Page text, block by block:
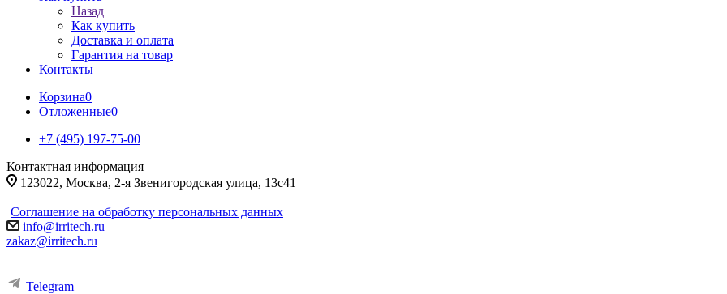
Назад
Как купить
Доставка и оплата
Гарантия на товар
Контакты
Корзина0
Отложенные0
+7 (495) 197-75-00
Контактная информация
123022, Москва, 2-я Звенигородская улица, 13с41
Соглашение на обработку персональных данных
info@irritech.ru
zakaz@irritech.ru
Telegram